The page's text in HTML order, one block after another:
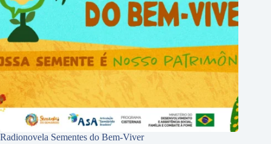
Radionovela Sementes do Bem-Viver